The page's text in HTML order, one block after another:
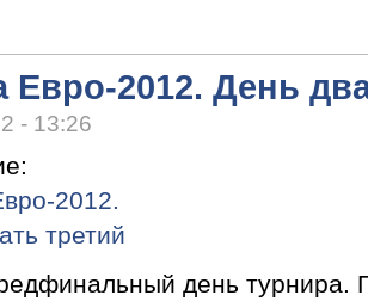
Евро-2012. День
- 13:26
день турнира.